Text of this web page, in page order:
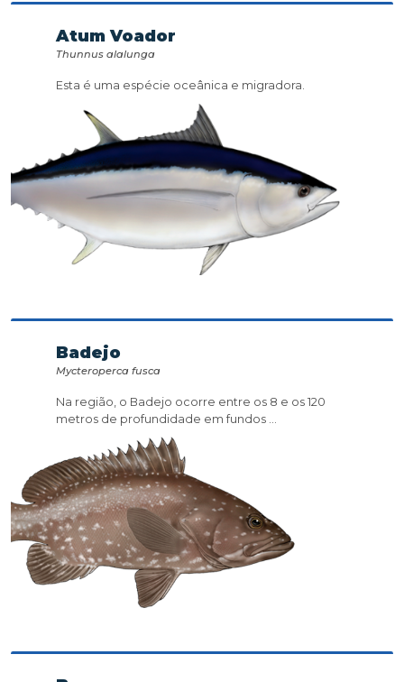
Atum Voador
Thunnus alalunga
Esta é uma espécie oceânica e migradora.
Badejo
Mycteroperca fusca
Na região, o Badejo ocorre entre os 8 e os 120
metros de profundidade em fundos ...